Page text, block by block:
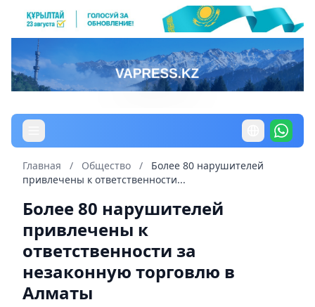
Главная / Общество /
Более 80 нарушителей
привлечены к ответственности...
Более 80 нарушителей
привлечены к
ответственности за
незаконную торговлю в
Алматы